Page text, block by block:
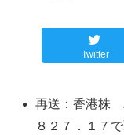
Twitter
再送：香港株
８２７．１７